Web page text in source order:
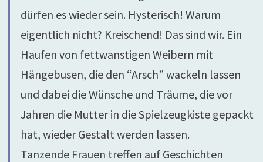
dürfen es wieder sein. Hysterisch! Warum
eigentlich nicht? Kreischend! Das sind wir. Ein
Haufen von fettwanstigen Weibern mit
Hängebusen, die den “Arsch” wackeln lassen
und dabei die Wünsche und Träume, die vor
Jahren die Mutter in die Spielzeugkiste gepackt
hat, wieder Gestalt werden lassen.
Tanzende Frauen treffen auf Geschichten